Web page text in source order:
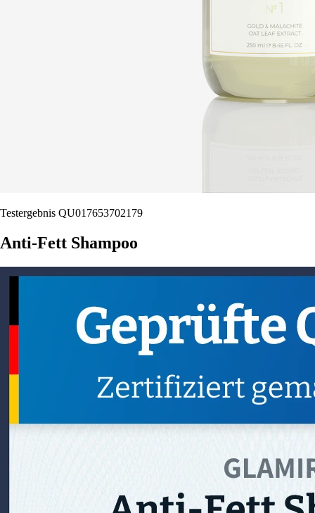
Testergebnis QU017653702179
Anti-Fett Shampoo